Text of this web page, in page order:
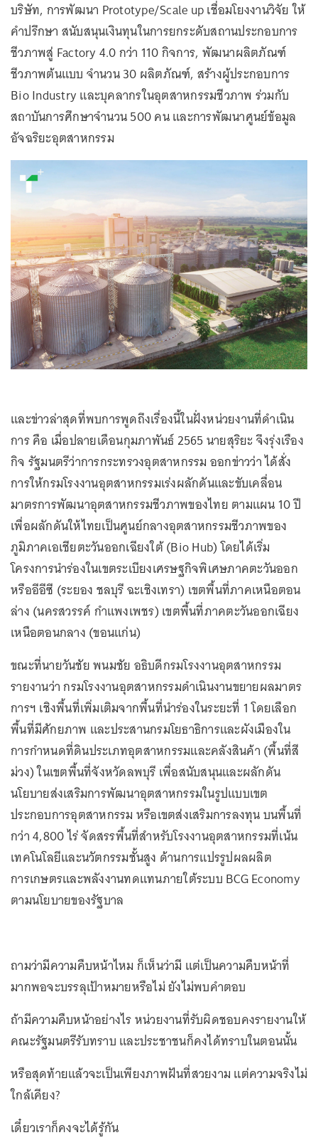
บริษัท, การพัฒนา Prototype/Scale up เชื่อมโยงงานวิจัย ให้
คำปรึกษา สนับสนุนเงินทุนในการยกระดับสถานประกอบการ
ชีวภาพสู่ Factory 4.0 กว่า 110 กิจการ, พัฒนาผลิตภัณฑ์
ชีวภาพต้นแบบ จำนวน 30 ผลิตภัณฑ์, สร้างผู้ประกอบการ
Bio Industry และบุคลากรในอุตสาหกรรมชีวภาพ ร่วมกับ
สถาบันการศึกษาจำนวน 500 คน และการพัฒนาศูนย์ข้อมูล
อัจฉริยะอุตสาหกรรม
และข่าวล่าสุดที่พบการพูดถึงเรื่องนี้ในฝั่งหน่วยงานที่ดำเนิน
การ คือ เมื่อปลายเดือนกุมภาพันธ์ 2565 นายสุริยะ จึงรุ่งเรือง
กิจ รัฐมนตรีว่าการกระทรวงอุตสาหกรรม ออกข่าวว่า ได้สั่ง
การให้กรมโรงงานอุตสาหกรรมเร่งผลักดันและขับเคลื่อน
มาตรการพัฒนาอุตสาหกรรมชีวภาพของไทย ตามแผน 10 ปี
เพื่อผลักดันให้ไทยเป็นศูนย์กลางอุตสาหกรรมชีวภาพของ
ภูมิภาคเอเชียตะวันออกเฉียงใต้ (Bio Hub) โดยได้เริ่ม
โครงการนำร่องในเขตระเบียงเศรษฐกิจพิเศษภาคตะวันออก
หรืออีอีซี (ระยอง ชลบุรี ฉะเชิงเทรา) เขตพื้นที่ภาคเหนือตอน
ล่าง (นครสวรรค์ กำแพงเพชร) เขตพื้นที่ภาคตะวันออกเฉียง
เหนือตอนกลาง (ขอนแก่น)
ขณะที่นายวันชัย พนมชัย อธิบดีกรมโรงงานอุตสาหกรรม
รายงานว่า กรมโรงงานอุตสาหกรรมดำเนินงานขยายผลมาตร
การฯ เชิงพื้นที่เพิ่มเติมจากพื้นที่นำร่องในระยะที่ 1 โดยเลือก
พื้นที่มีศักยภาพ และประสานกรมโยธาธิการและผังเมืองใน
การกำหนดที่ดินประเภทอุตสาหกรรมและคลังสินค้า (พื้นที่สี
ม่วง) ในเขตพื้นที่จังหวัดลพบุรี เพื่อสนับสนุนและผลักดัน
นโยบายส่งเสริมการพัฒนาอุตสาหกรรมในรูปแบบเขต
ประกอบการอุตสาหกรรม หรือเขตส่งเสริมการลงทุน บนพื้นที่
กว่า 4,800 ไร่ จัดสรรพื้นที่สำหรับโรงงานอุตสาหกรรมที่เน้น
เทคโนโลยีและนวัตกรรมชั้นสูง ด้านการแปรรูปผลผลิต
การเกษตรและพลังงานทดแทนภายใต้ระบบ BCG Economy
ตามนโยบายของรัฐบาล
ถามว่ามีความคืบหน้าไหม ก็เห็นว่ามี แต่เป็นความคืบหน้าที่
มากพอจะบรรลุเป้าหมายหรือไม่ ยังไม่พบคำตอบ
ถ้ามีความคืบหน้าอย่างไร หน่วยงานที่รับผิดชอบคงรายงานให้
คณะรัฐมนตรีรับทราบ และประชาชนก็คงได้ทราบในตอนนั้น
หรือสุดท้ายแล้วจะเป็นเพียงภาพฝันที่สวยงาม แต่ความจริงไม่
ใกล้เคียง?
เดี๋ยวเราก็คงจะได้รู้กัน